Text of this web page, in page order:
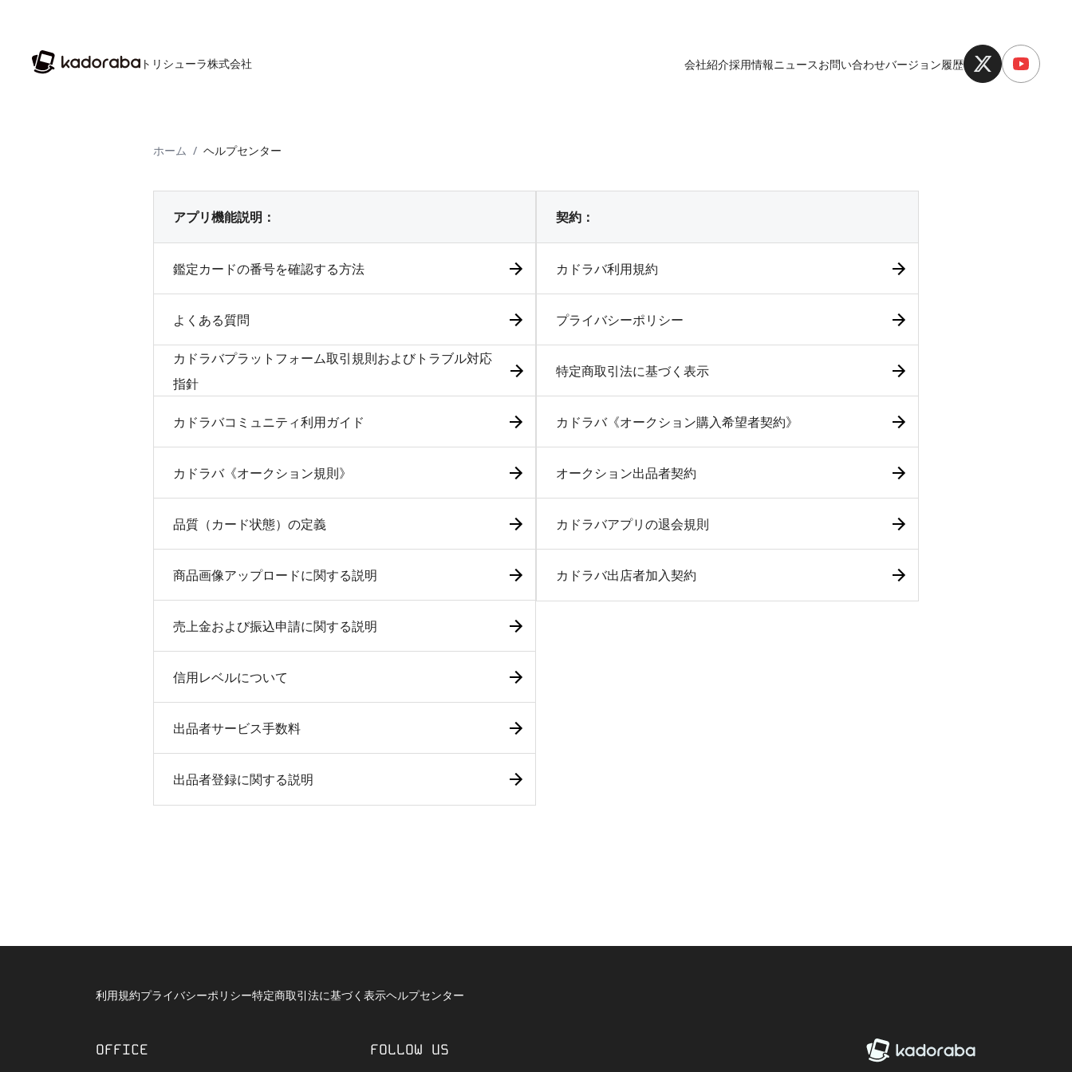
トリシューラ株式会社 会社紹介採用情報ニュースお問い合わせバージョン履歴
ホーム / ヘルプセンター
アプリ機能説明：
鑑定カードの番号を確認する方法
よくある質問
カドラバプラットフォーム取引規則およびトラブル対応
指針
カドラバコミュニティ利用ガイド
カドラバ《オークション規則》
品質（カード状態）の定義
商品画像アップロードに関する説明
売上金および振込申請に関する説明
信用レベルについて
出品者サービス手数料
出品者登録に関する説明
契約：
カドラバ利用規約
プライバシーポリシー
特定商取引法に基づく表示
カドラバ《オークション購入希望者契約》
オークション出品者契約
カドラバアプリの退会規則
カドラバ出店者加入契約
利用規約プライバシーポリシー特定商取引法に基づく表示ヘルプセンター
OFFICE FOLLOW US